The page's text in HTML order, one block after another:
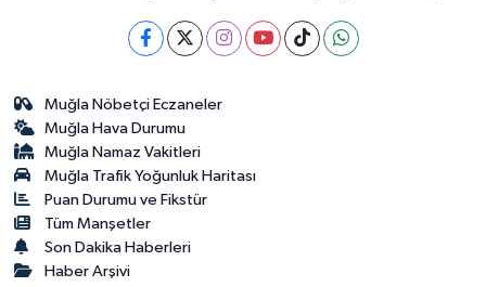
Muğla Nöbetçi Eczaneler
Muğla Hava Durumu
Muğla Namaz Vakitleri
Muğla Trafik Yoğunluk Haritası
Puan Durumu ve Fikstür
Tüm Manşetler
Son Dakika Haberleri
Haber Arşivi